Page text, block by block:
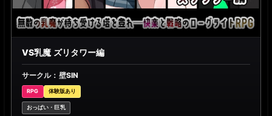
VS乳魔 ズリタワー編
サークル：壁SIN
RPG 体験版あり
おっぱい・巨乳